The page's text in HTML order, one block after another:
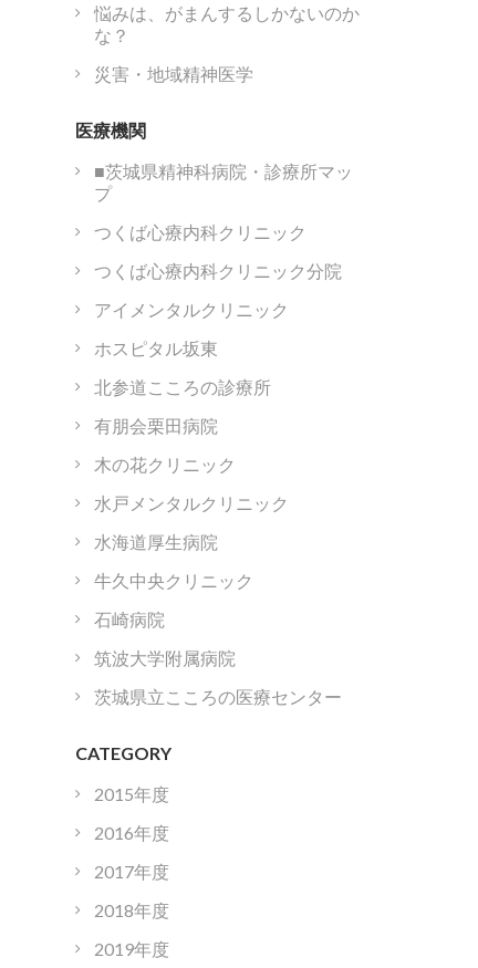
悩みは、がまんするしかないのか
な？
災害・地域精神医学
医療機関
■茨城県精神科病院・診療所マッ
プ
つくば心療内科クリニック
つくば心療内科クリニック分院
アイメンタルクリニック
ホスピタル坂東
北参道こころの診療所
有朋会栗田病院
木の花クリニック
水戸メンタルクリニック
水海道厚生病院
牛久中央クリニック
石崎病院
筑波大学附属病院
茨城県立こころの医療センター
CATEGORY
2015年度
2016年度
2017年度
2018年度
2019年度